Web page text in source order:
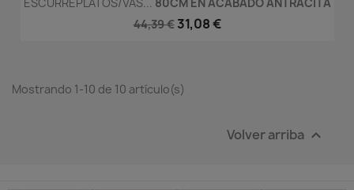
44,39 € 31,08 €
Mostrando 1-10 de 10 artículo(s)
Volver arriba 